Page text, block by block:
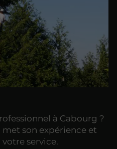
à Cabourg ?
son expérience et
service.